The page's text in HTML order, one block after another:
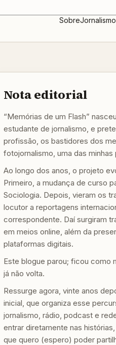
SobreJornalismo
Nota editorial
“Memórias de um Flash”
estudante de jornalismo, e
profissão, os bastidores dos
fotojornalismo, uma das minhas
Ao longo dos anos, o projeto
Primeiro, a mudança de curso
Sociologia. Depois, vieram os
locutor a reportagens
correspondente. Daí surgiram
em meios online, além da
plataformas digitais.
Este blogue parou; ficou como
já não volta.
Ressurge agora, vinte anos
inicial, que organiza esse
jornalismo, rádio, podcast e
entrar diretamente nas
que quero (espero) poder